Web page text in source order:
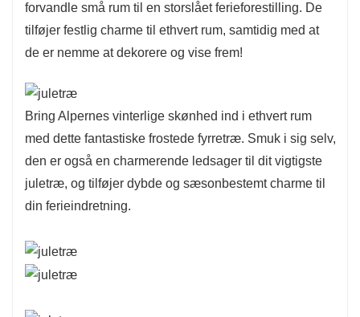
forvandle små rum til en storslået ferieforestilling. De
tilføjer festlig charme til ethvert rum, samtidig med at
de er nemme at dekorere og vise frem!
Bring Alpernes vinterlige skønhed ind i ethvert rum
med dette fantastiske frostede fyrretræ. Smuk i sig selv,
den er også en charmerende ledsager til dit vigtigste
juletræ, og tilføjer dybde og sæsonbestemt charme til
din ferieindretning.